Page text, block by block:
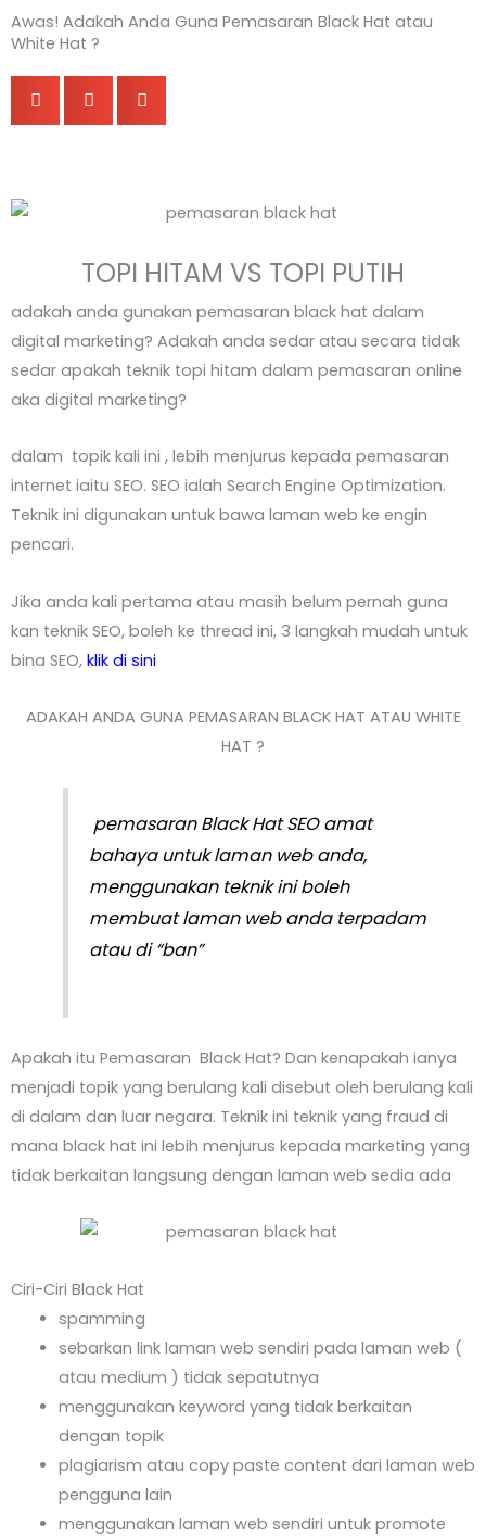
Awas! Adakah Anda Guna Pemasaran Black Hat atau
White Hat ?
TOPI HITAM VS TOPI PUTIH
adakah anda gunakan pemasaran black hat dalam
digital marketing? Adakah anda sedar atau secara tidak
sedar apakah teknik topi hitam dalam pemasaran online
aka digital marketing?
dalam topik kali ini , lebih menjurus kepada pemasaran
internet iaitu SEO. SEO ialah Search Engine Optimization.
Teknik ini digunakan untuk bawa laman web ke engin
pencari.
Jika anda kali pertama atau masih belum pernah guna
kan teknik SEO, boleh ke thread ini, 3 langkah mudah untuk
bina SEO, klik di sini
ADAKAH ANDA GUNA PEMASARAN BLACK HAT ATAU WHITE
HAT ?
pemasaran Black Hat SEO amat
bahaya untuk laman web anda,
menggunakan teknik ini boleh
membuat laman web anda terpadam
atau di “ban”
Apakah itu Pemasaran Black Hat? Dan kenapakah ianya
menjadi topik yang berulang kali disebut oleh berulang kali
di dalam dan luar negara. Teknik ini teknik yang fraud di
mana black hat ini lebih menjurus kepada marketing yang
tidak berkaitan langsung dengan laman web sedia ada
Ciri-Ciri Black Hat
spamming
sebarkan link laman web sendiri pada laman web (
atau medium ) tidak sepatutnya
menggunakan keyword yang tidak berkaitan
dengan topik
plagiarism atau copy paste content dari laman web
pengguna lain
menggunakan laman web sendiri untuk promote